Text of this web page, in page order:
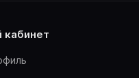
кабинет